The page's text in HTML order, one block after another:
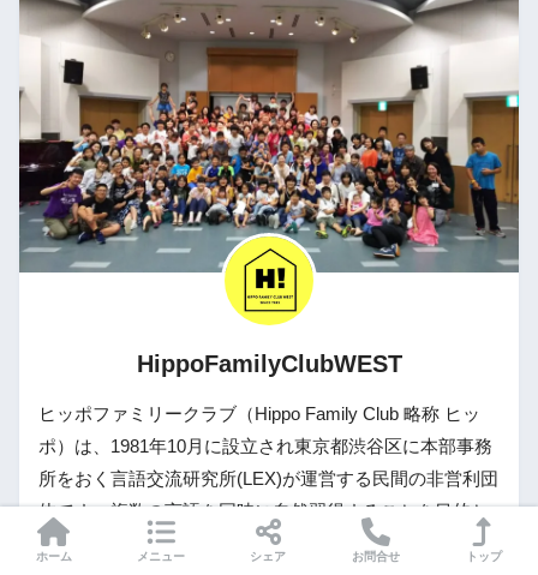
HippoFamilyClubWEST
ヒッポファミリークラブ（Hippo Family Club 略称 ヒッ
ポ）は、1981年10月に設立され東京都渋谷区に本部事務
所をおく言語交流研究所(LEX)が運営する民間の非営利団
体です。複数の言語を同時に自然習得することを目的と
し、ホームステイや交換留学などのプログラム等があり
ホーム メニュー シェア お問合せ トップ